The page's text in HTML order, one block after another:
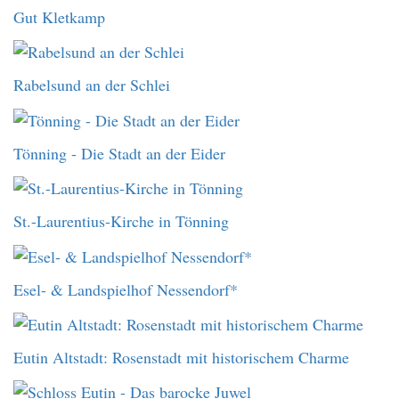
Gut Kletkamp
Rabelsund an der Schlei
Tönning - Die Stadt an der Eider
St.-Laurentius-Kirche in Tönning
Esel- & Landspielhof Nessendorf*
Eutin Altstadt: Rosenstadt mit historischem Charme